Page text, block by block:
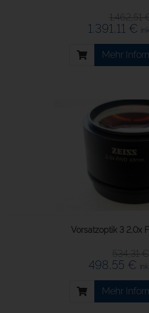
1.462,51
1.391,11 €
Mehr
Vorsatzoptik 3 2,0x
534,31 €
498,55 €
Mehr